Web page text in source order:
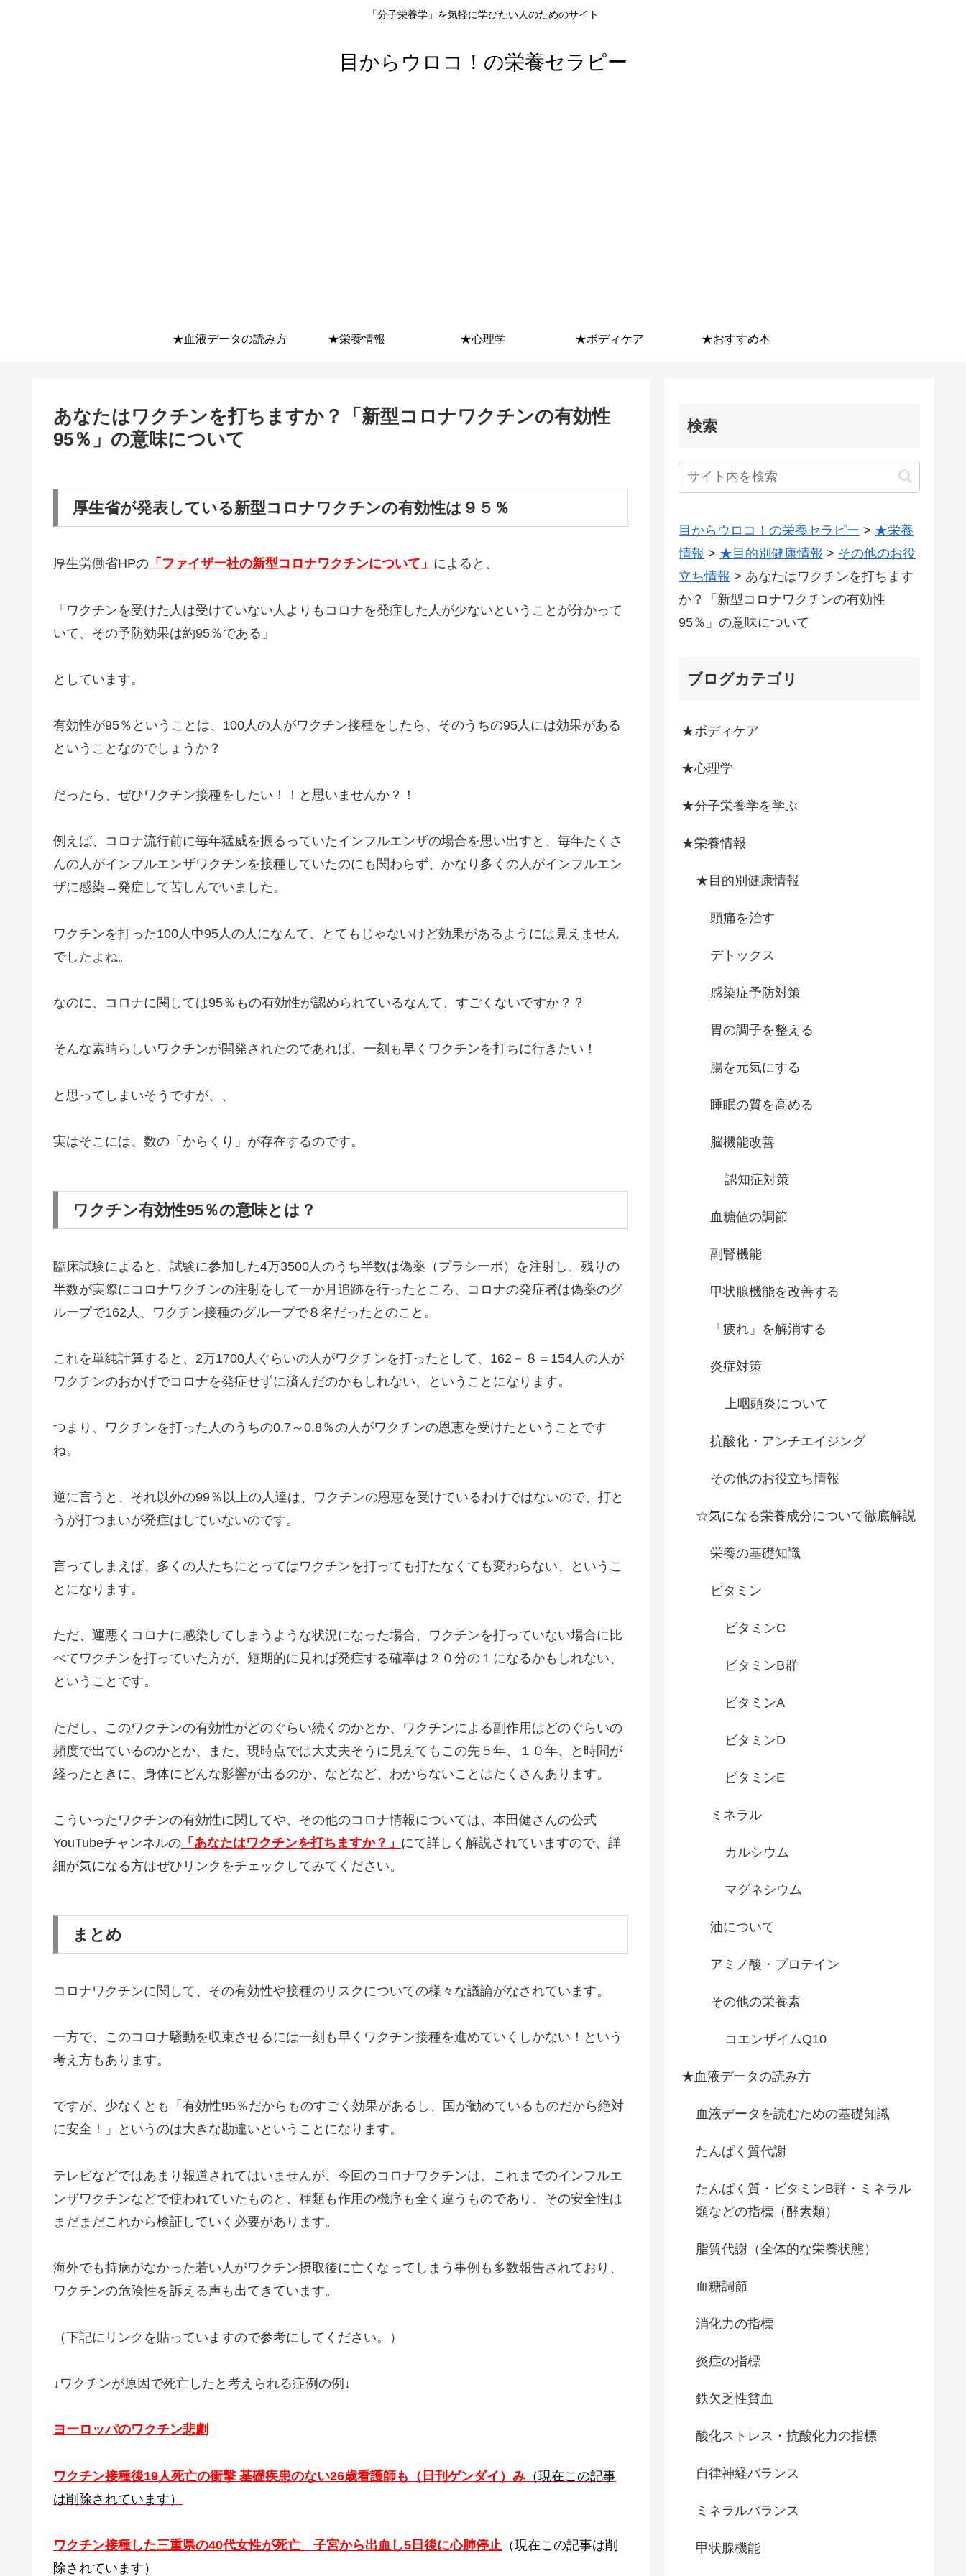
「分子栄養学」を気軽に学びたい人のためのサイト
目からウロコ！の栄養セラピー
★血液データの読み方 ★栄養情報 ★心理学 ★ボディケア ★おすすめ本
あなたはワクチンを打ちますか？「新型コロナワクチンの有効性
95％」の意味について
厚生省が発表している新型コロナワクチンの有効性は９５％
厚生労働省HPの 「ファイザー社の新型コロナワクチンについて」 によると、
「ワクチンを受けた人は受けていない人よりもコロナを発症した人が少ないということが分かって
いて、その予防効果は約95％である」
としています。
有効性が95％ということは、100人の人がワクチン接種をしたら、そのうちの95人には効果がある
ということなのでしょうか？
だったら、ぜひワクチン接種をしたい！！と思いませんか？！
例えば、コロナ流行前に毎年猛威を振るっていたインフルエンザの場合を思い出すと、毎年たくさ
んの人がインフルエンザワクチンを接種していたのにも関わらず、かなり多くの人がインフルエン
ザに感染→発症して苦しんでいました。
ワクチンを打った100人中95人の人になんて、とてもじゃないけど効果があるようには見えません
でしたよね。
なのに、コロナに関しては95％もの有効性が認められているなんて、すごくないですか？？
そんな素晴らしいワクチンが開発されたのであれば、一刻も早くワクチンを打ちに行きたい！
と思ってしまいそうですが、、
実はそこには、数の「からくり」が存在するのです。
ワクチン有効性95％の意味とは？
臨床試験によると、試験に参加した4万3500人のうち半数は偽薬（プラシーボ）を注射し、残りの
半数が実際にコロナワクチンの注射をして一か月追跡を行ったところ、コロナの発症者は偽薬のグ
ループで162人、ワクチン接種のグループで８名だったとのこと。
これを単純計算すると、2万1700人ぐらいの人がワクチンを打ったとして、162－８＝154人の人が
ワクチンのおかげでコロナを発症せずに済んだのかもしれない、ということになります。
つまり、ワクチンを打った人のうちの0.7～0.8％の人がワクチンの恩恵を受けたということです
ね。
逆に言うと、それ以外の99％以上の人達は、ワクチンの恩恵を受けているわけではないので、打と
うが打つまいが発症はしていないのです。
言ってしまえば、 多くの人たちにとってはワクチンを打っても打たなくても変わらない、
というこ
とになります。
ただ、運悪くコロナに感染してしまうような状況になった場合、ワクチンを打っていない場合に比
べてワクチンを打っていた方が、短期的に見れば発症する確率は２０分の１になるかもしれない、
ということです。
ただし、このワクチンの有効性がどのぐらい続くのかとか、ワクチンによる副作用はどのぐらいの
頻度で出ているのかとか、また、現時点では大丈夫そうに見えてもこの先５年、１０年、と時間が
経ったときに、身体にどんな影響が出るのか、などなど、わからないことはたくさんあります。
こういったワクチンの有効性に関してや、その他のコロナ情報については、本田健さんの公式
YouTubeチャンネルの 「あなたはワクチンを打ちますか？」 にて詳しく解説されていますので、詳
細が気になる方はぜひリンクをチェックしてみてください。
まとめ
コロナワクチンに関して、その有効性や接種のリスクについての様々な議論がなされています。
一方で、このコロナ騒動を収束させるには一刻も早くワクチン接種を進めていくしかない！という
考え方もあります。
ですが、少なくとも「有効性95％だからものすごく効果があるし、国が勧めているものだから絶対
に安全！」というのは大きな勘違いということになります。
テレビなどではあまり報道されてはいませんが、今回のコロナワクチンは、これまでのインフルエ
ンザワクチンなどで使われていたものと、種類も作用の機序も全く違うものであり、その安全性は
まだまだこれから検証していく必要があります。
海外でも持病がなかった若い人がワクチン摂取後に亡くなってしまう事例も多数報告されており、
ワクチンの危険性を訴える声も出てきています。
（下記にリンクを貼っていますので参考にしてください。）
↓ワクチンが原因で死亡したと考えられる症例の例↓
ヨーロッパのワクチン悲劇
ワクチン接種後19人死亡の衝撃 基礎疾患のない26歳看護師も（日刊ゲンダイ）み （現在この記事
は削除されています）
ワクチン接種した三重県の40代女性が死亡 子宮から出血し5日後に心肺停止 （現在この記事は削
除されています）
検索
目からウロコ！の栄養セラピー > ★栄養
情報 > ★目的別健康情報 > その他のお役
立ち情報 > あなたはワクチンを打ちます
か？「新型コロナワクチンの有効性
95％」の意味について
ブログカテゴリ
★ボディケア
★心理学
★分子栄養学を学ぶ
★栄養情報
★目的別健康情報
頭痛を治す
デトックス
感染症予防対策
胃の調子を整える
腸を元気にする
睡眠の質を高める
脳機能改善
認知症対策
血糖値の調節
副腎機能
甲状腺機能を改善する
「疲れ」を解消する
炎症対策
上咽頭炎について
抗酸化・アンチエイジング
その他のお役立ち情報
☆気になる栄養成分について徹底解説
栄養の基礎知識
ビタミン
ビタミンC
ビタミンB群
ビタミンA
ビタミンD
ビタミンE
ミネラル
カルシウム
マグネシウム
油について
アミノ酸・プロテイン
その他の栄養素
コエンザイムQ10
★血液データの読み方
血液データを読むための基礎知識
たんぱく質代謝
たんぱく質・ビタミンB群・ミネラル
類などの指標（酵素類）
脂質代謝（全体的な栄養状態）
血糖調節
消化力の指標
炎症の指標
鉄欠乏性貧血
酸化ストレス・抗酸化力の指標
自律神経バランス
ミネラルバランス
甲状腺機能